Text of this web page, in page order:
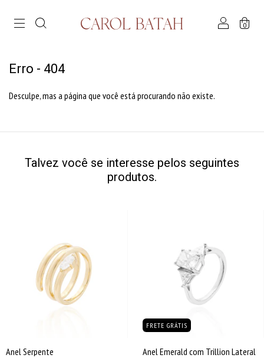
0
Erro - 404
Desculpe, mas a página que você está procurando não existe.
Talvez você se interesse pelos seguintes
produtos.
Anel Serpente
FRETE GRÁTIS
Anel Emerald com Trillion Lateral